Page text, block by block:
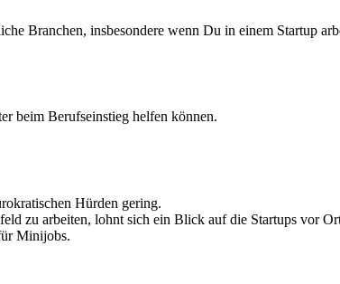
Branchen, insbesondere wenn Du in einem Startup
beim Berufseinstieg helfen können.
Hürden gering.
zu arbeiten, lohnt sich ein Blick auf die Startups vor
Minijobs.